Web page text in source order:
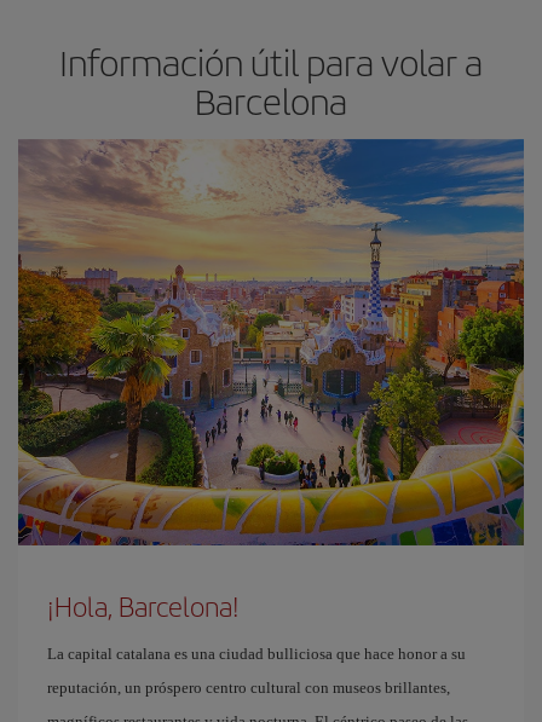
Información útil para volar a
Barcelona
¡Hola, Barcelona!
La capital catalana es una ciudad bulliciosa que hace honor a su
reputación, un próspero centro cultural con museos brillantes,